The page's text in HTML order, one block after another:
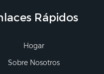
Rápidos
Hogar
Sobre Nosotros